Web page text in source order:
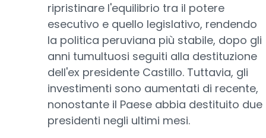
ripristinare l'equilibrio tra il potere
esecutivo e quello legislativo, rendendo
la politica peruviana più stabile, dopo gli
anni tumultuosi seguiti alla destituzione
dell'ex presidente Castillo. Tuttavia, gli
investimenti sono aumentati di recente,
nonostante il Paese abbia destituito due
presidenti negli ultimi mesi.